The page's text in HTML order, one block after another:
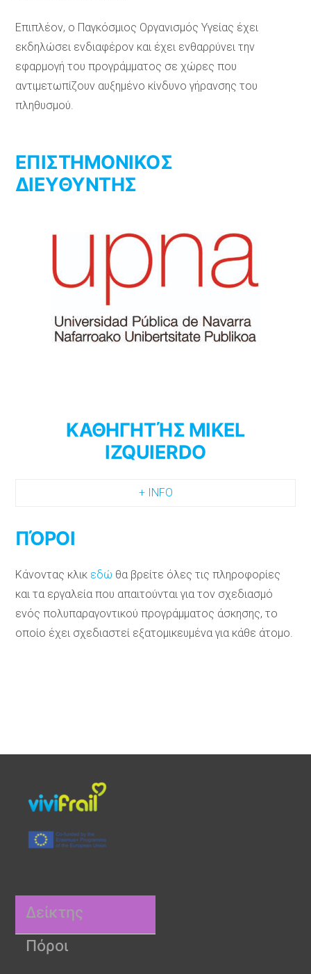
Επιπλέον, ο Παγκόσμιος Οργανισμός Υγείας έχει
εκδηλώσει ενδιαφέρον και έχει ενθαρρύνει την
εφαρμογή του προγράμματος σε χώρες που
αντιμετωπίζουν αυξημένο κίνδυνο γήρανσης του
πληθυσμού.
ΕΠΙΣΤΗΜΟΝΙΚΟΣ
ΔΙΕΥΘΥΝΤΗΣ
ΚΑΘΗΓΗΤΉΣ MIKEL
IZQUIERDO
+ INFO
ΠΌΡΟΙ
Κάνοντας κλικ εδώ θα βρείτε όλες τις πληροφορίες
και τα εργαλεία που απαιτούνται για τον σχεδιασμό
ενός πολυπαραγοντικού προγράμματος άσκησης, το
οποίο έχει σχεδιαστεί εξατομικευμένα για κάθε άτομο.
Δείκτης
Πόροι